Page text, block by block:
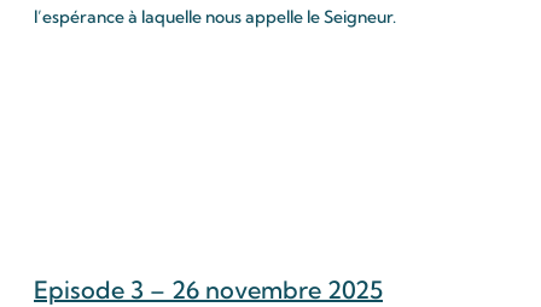
l’espérance à laquelle nous appelle le Seigneur.
Episode 3 – 26 novembre 2025